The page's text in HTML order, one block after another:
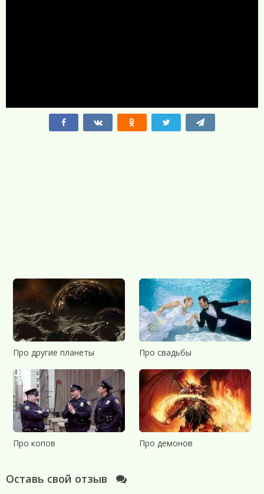
Про другие планеты Про свадьбы
Про копов Про демонов
Оставь свой отзыв